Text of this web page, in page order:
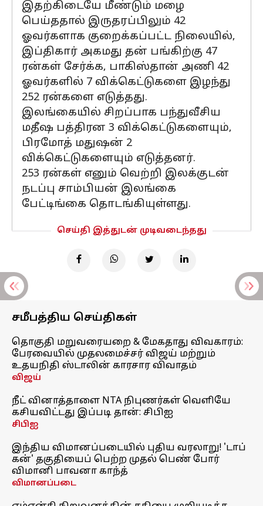
இதற்கிடையே மீண்டும் மழை
பெய்ததால் இருதரப்பிலும் 42
ஓவர்களாக குறைக்கப்பட்ட நிலையில்,
இப்திகார் அகமது தன் பங்கிற்கு 47
ரன்கள் சேர்க்க, பாகிஸ்தான் அணி 42
ஓவர்களில் 7 விக்கெட்டுகளை இழந்து
252 ரன்களை எடுத்தது.
இலங்கையில் சிறப்பாக பந்துவீசிய
மதீஷ பத்திரன 3 விக்கெட்டுகளையும்,
பிரமோத் மதுஷன் 2
விக்கெட்டுகளையும் எடுத்தனர்.
253 ரன்கள் எனும் வெற்றி இலக்குடன்
நடப்பு சாம்பியன் இலங்கை
பேட்டிங்கை தொடங்கியுள்ளது.
செய்தி இத்துடன் முடிவடைந்தது
சமீபத்திய செய்திகள்
தொகுதி மறுவரையறை & மேகதாது விவகாரம்:
பேரவையில் முதலமைச்சர் விஜய் மற்றும்
உதயநிதி ஸ்டாலின் காரசார விவாதம்
விஜய்
நீட் வினாத்தாளை NTA நிபுணர்கள் வெளியே
கசியவிட்டது இப்படி தான்: சிபிஐ
சிபிஐ
இந்திய விமானப்படையில் புதிய வரலாறு! 'டாப்
கன்' தகுதியைப் பெற்ற முதல் பெண் போர்
விமானி பாவனா காந்த்
விமானப்படை